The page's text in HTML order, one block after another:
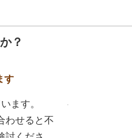
？
す
ます。
わせると不